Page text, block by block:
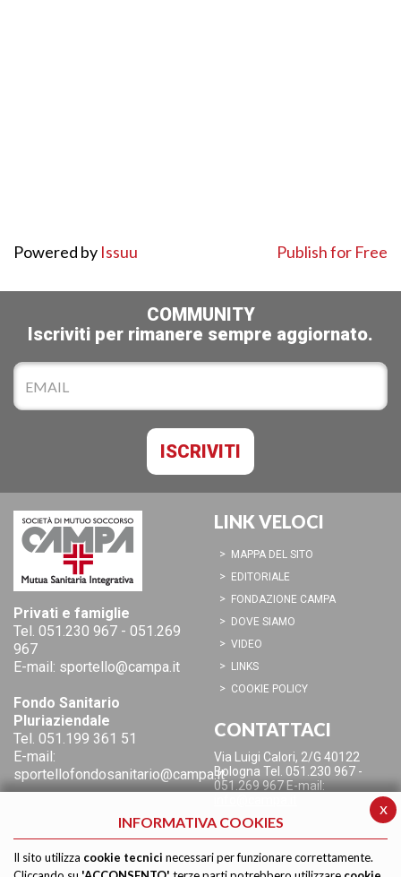
Powered by Issuu Publish for Free
COMMUNITY
Iscriviti per rimanere sempre aggiornato.
LINK VELOCI
MAPPA DEL SITO
EDITORIALE
FONDAZIONE CAMPA
DOVE SIAMO
VIDEO
LINKS
COOKIE POLICY
CONTATTACI
Via Luigi Calori, 2/G 40122
Bologna Tel. 051.230 967 -
051.269 967E-mail:
Privati e famiglie
Tel. 051.230 967 - 051.269
967
E-mail: sportello@campa.it
Fondo Sanitario
Pluriaziendale
Tel. 051.199 361 51
E-mail:
sportellofondosanitario@campa.it
x
INFORMATIVA COOKIES
Il sito utilizza cookie tecnici necessari per funzionare correttamente.